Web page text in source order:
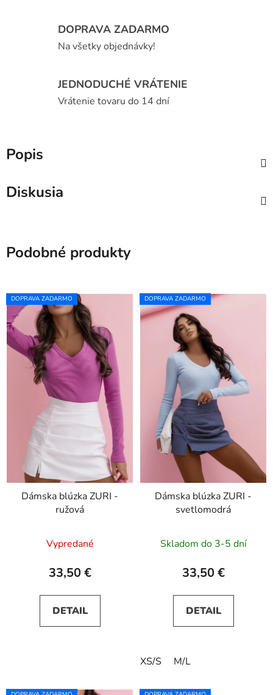
DOPRAVA ZADARMO
Na všetky objednávky!
JEDNODUCHÉ VRÁTENIE
Vrátenie tovaru do 14 dní
Popis
Diskusia
Podobné produkty
DOPRAVA ZADARMO
Dámska blúzka ZURI -
ružová
Vypredané
33,50 €
DETAIL
DOPRAVA ZADARMO
Dámska blúzka ZURI -
svetlomodrá
Skladom do 3-5 dní
33,50 €
DETAIL
XS/S M/L